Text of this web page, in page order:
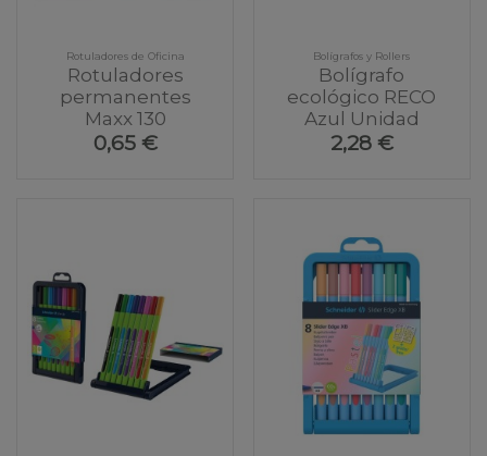
Rotuladores de Oficina
Rotuladores
permanentes
Maxx 130
0,65 €
Bolígrafos y Rollers
Bolígrafo
ecológico RECO
Azul Unidad
2,28 €